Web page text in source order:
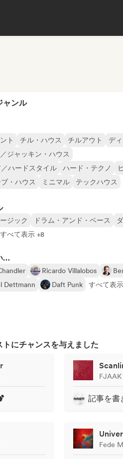
ャンル
ト チル・ハウス チルアウト
デ
ジャッキン・ハウス
ハードスタイル
ハード・テクノ
・ハウス
ミニマル
テックハウス
ジック ドラム・アンド・ベース
すべて表示 +8
…
Ricardo Villalobos
Dettmann Daft Punk すべて表
にチャンスを与えました
記事を書
Fede